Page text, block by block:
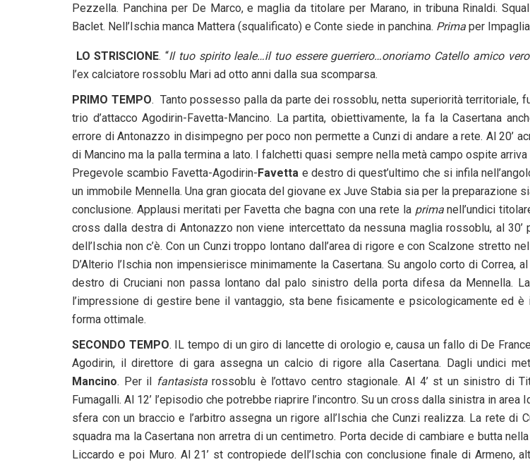
Pezzella. Panchina per De Marco, e maglia da titolare per Marano, in tribuna Rinaldi.
Baclet. Nell’Ischia manca Mattera (squalificato) e Conte siede in panchina. Prima per
LO STRISCIONE. “Il tuo spirito leale…il tuo essere guerriero…onoriamo Catello amico vero
l’ex calciatore rossoblu Mari ad otto anni dalla sua scomparsa.
PRIMO TEMPO. Tanto possesso palla da parte dei rossoblu, netta superiorità territoriale,
trio d’attacco Agodirin-Favetta-Mancino. La partita, obiettivamente, la fa la Casertana
errore di Antonazzo in disimpegno per poco non permette a Cunzi di andare a rete. Al 20’
di Mancino ma la palla termina a lato. I falchetti quasi sempre nella metà campo ospite arriva
Pregevole scambio Favetta-Agodirin-Favetta e destro di quest’ultimo che si infila
un immobile Mennella. Una gran giocata del giovane ex Juve Stabia sia per la preparazione
conclusione. Applausi meritati per Favetta che bagna con una rete la primanell’undici
cross dalla destra di Antonazzo non viene intercettato da nessuna maglia rossoblu, al 30’
dell’Ischia non c’è. Con un Cunzi troppo lontano dall’area di rigore e con Scalzone stretto
D’Alterio l’Ischia non impensierisce minimamente la Casertana. Su angolo corto di Correa, al
destro di Cruciani non passa lontano dal palo sinistro della porta difesa da Mennella.
l’impressione di gestire bene il vantaggio, sta bene fisicamente e psicologicamente ed è
forma ottimale.
SECONDO TEMPO. IL tempo di un giro di lancette di orologio e, causa un fallo di De
Agodirin, il direttore di gara assegna un calcio di rigore alla Casertana. Dagli undici
Mancino. Per il fantasistarossoblu è l’ottavo centro stagionale. Al 4’ st un sinistro di
Fumagalli. Al 12’ l’episodio che potrebbe riaprire l’incontro. Su un cross dalla sinistra in area
sfera con un braccio e l’arbitro assegna un rigore all’Ischia che Cunzi realizza. La rete di
squadra ma la Casertana non arretra di un centimetro. Porta decide di cambiare e butta
Liccardo e poi Muro. Al 21’ st contropiede dell’Ischia con conclusione finale di Armeno,